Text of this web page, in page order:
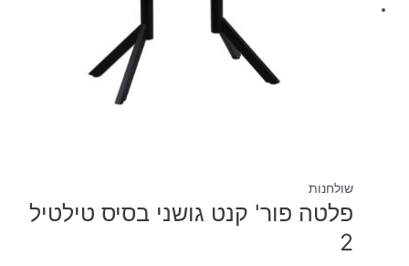
שולחנות
פלטה פור' קנט גושני בסיס טילטיל
2